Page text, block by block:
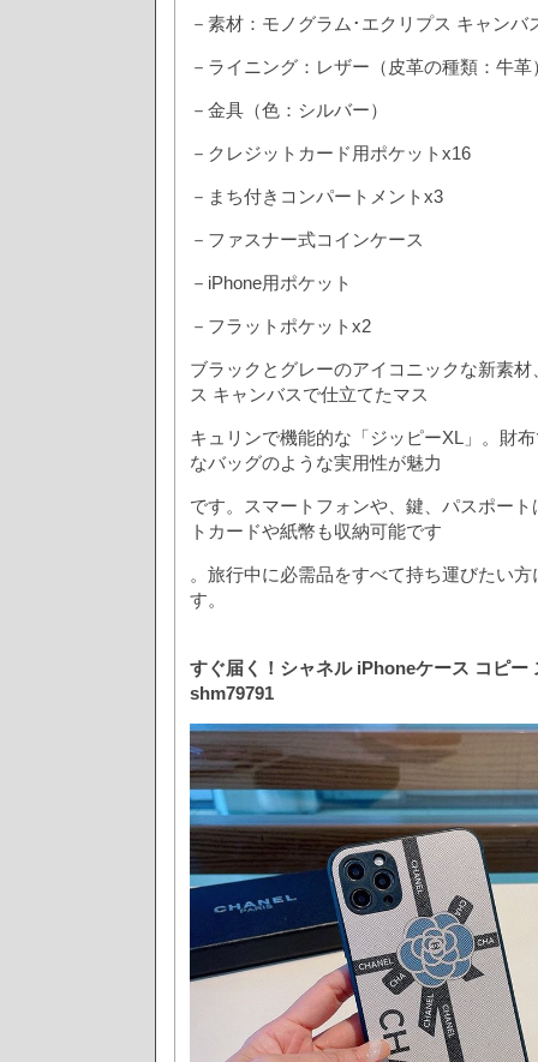
－素材：モノグラム･エクリプス キャンバ
－ライニング：レザー（皮革の種類：牛
－金具（色：シルバー）
－クレジットカード用ポケットx16
－まち付きコンパートメントx3
－ファスナー式コインケース
－iPhone用ポケット
－フラットポケットx2
ブラックとグレーのアイコニックな新素
ス キャンバスで仕立てたマス
キュリンで機能的な「ジッピーXL」。財
なバッグのような実用性が魅力
です。スマートフォンや、鍵、パスポー
トカードや紙幣も収納可能です
。旅行中に必需品をすべて持ち運びたい
す。
すぐ届く！シャネル iPhoneケース コピー
shm79791